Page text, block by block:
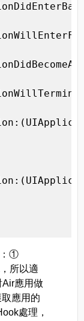
：①
所以適
Air應用做
應用的
處理，